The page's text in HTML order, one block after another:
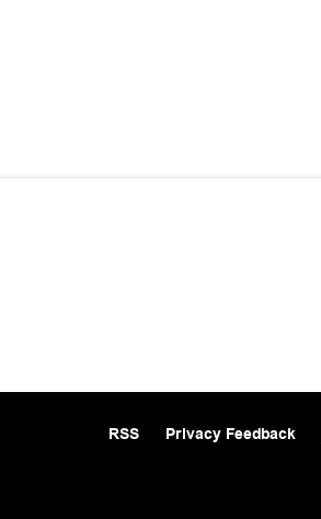
Privacy Feedback
RSS